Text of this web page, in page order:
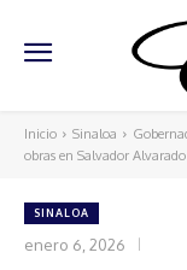
Inicio Sinaloa
obras en Salvador Alvarado
SINALOA
enero 6, 2026